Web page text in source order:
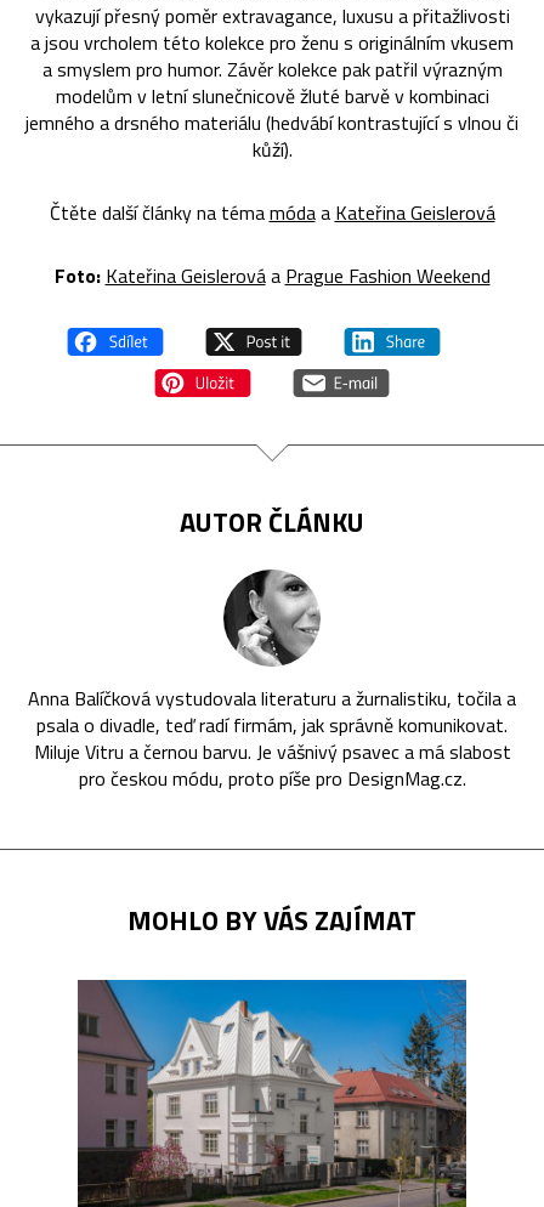
vykazují přesný poměr extravagance, luxusu a přitažlivosti
a jsou vrcholem této kolekce pro ženu s originálním vkusem
a smyslem pro humor. Závěr kolekce pak patřil výrazným
modelům v letní slunečnicově žluté barvě v kombinaci
jemného a drsného materiálu (hedvábí kontrastující s vlnou či
kůží).
Čtěte další články na témamódaa Kateřina Geislerová
Foto: Kateřina Geislerováa Prague Fashion Weekend
AUTOR ČLÁNKU
Anna Balíčková vystudovala literaturu a žurnalistiku, točila a
psala o divadle, teď radí firmám, jak správně komunikovat.
Miluje Vitru a černou barvu. Je vášnivý psavec a má slabost
pro českou módu, proto píše pro DesignMag.cz.
MOHLO BY VÁS ZAJÍMAT